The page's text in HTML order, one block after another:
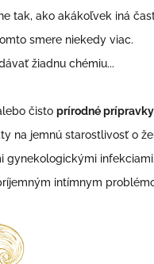
tak, ako akákoľvek iná
smere niekedy viac.
žiadnu chémiu...
čisto prírodné prípravky
na jemnú starostlivosť o
gynekologickými infekciami.
intímnym